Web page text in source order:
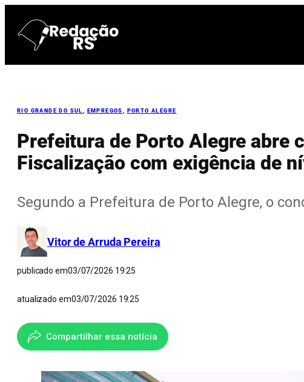
para
conteúdo
RIO GRANDE DO SUL EMPREGOS PORTO ALEGRE
Prefeitura de Porto Alegre abre
Fiscalização com exigência de
Segundo a Prefeitura de Porto Alegre, o
Vitor de Arruda Pereira
publicado em03/07/2026 19:25
atualizado em03/07/2026 19:25
Compartilhar essa notícia